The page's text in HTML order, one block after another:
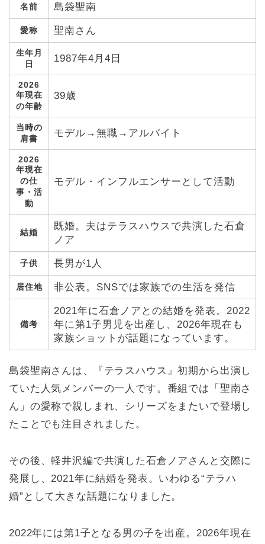
名前 島袋聖南
愛称 聖南さん
生年月
日
1987年4月4日
2026
年現在
の年齢
39歳
当時の
肩書
モデル→無職→アルバイト
2026
年現在
の仕
事・活
動
モデル・インフルエンサーとして活動
結婚
既婚。夫はテラスハウスで共演した石倉
ノア
子供 長男が1人
居住地 非公表。SNSでは家族での生活を発信
備考
2021年に石倉ノアとの結婚を発表。2022
年に第1子男児を出産し、2026年現在も
家族ショットが話題になっています。
島袋聖南さんは、『テラスハウス』初期から出演し
ていた人気メンバーの一人です。番組では「聖南さ
ん」の愛称で親しまれ、シリーズをまたいで登場し
たことでも注目されました。
その後、軽井沢編で共演した石倉ノアさんと交際に
発展し、2021年に結婚を発表。いわゆる“テラハ
婚”として大きな話題になりました。
2022年には第1子となる男の子を出産。2026年現在